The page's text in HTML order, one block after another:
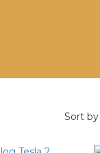
Sort by